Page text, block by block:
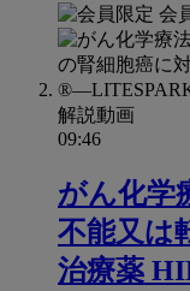
会
解説動画
09:46
がん化学
不能又は
治療薬